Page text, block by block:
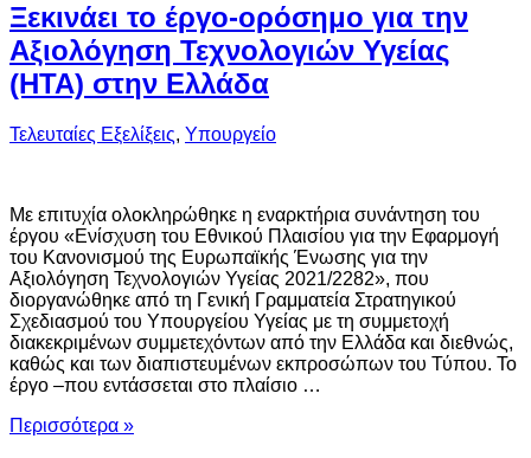
Ξεκινάει το έργο-ορόσημο για την
Αξιολόγηση Τεχνολογιών Υγείας
(HTA) στην Ελλάδα
Τελευταίες Εξελίξεις, Υπουργείο
Με επιτυχία ολοκληρώθηκε η εναρκτήρια συνάντηση του
έργου «Ενίσχυση του Εθνικού Πλαισίου για την Εφαρμογή
του Κανονισμού της Ευρωπαϊκής Ένωσης για την
Αξιολόγηση Τεχνολογιών Υγείας 2021/2282», που
διοργανώθηκε από τη Γενική Γραμματεία Στρατηγικού
Σχεδιασμού του Υπουργείου Υγείας με τη συμμετοχή
διακεκριμένων συμμετεχόντων από την Ελλάδα και διεθνώς,
καθώς και των διαπιστευμένων εκπροσώπων του Τύπου. Το
έργο –που εντάσσεται στο πλαίσιο …
Περισσότερα »